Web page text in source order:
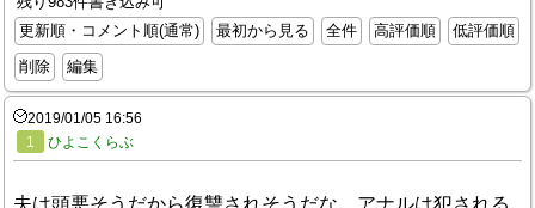
更新順・コメント順(通常)
最初から見る 全件 高評価順
低評価順
削除
編集
2019/01/05 16:56
1
ひよこくらぶ
夫は頭悪そうだから復讐されそうだな…アナルは犯される